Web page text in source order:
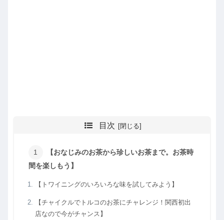
目次
【おなじみのお茶から珍しいお茶まで。お茶時
間を楽しもう】
【トワイニングのいろいろな味を試してみよう】
【チャイクルでトルコのお茶にチャレンジ！関西初出
店なので今がチャンス】